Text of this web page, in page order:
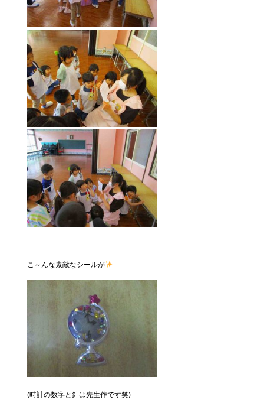
こ～んな素敵なシールが
(時計の数字と針は先生作です笑)